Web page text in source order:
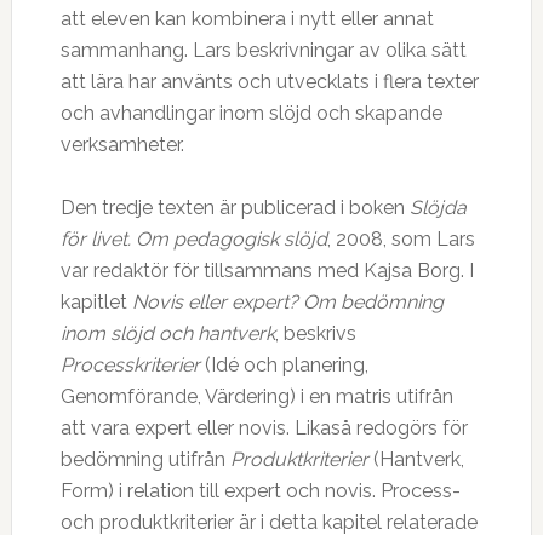
att eleven kan kombinera i nytt eller annat
sammanhang. Lars beskrivningar av olika sätt
att lära har använts och utvecklats i flera texter
och avhandlingar inom slöjd och skapande
verksamheter.
Den tredje texten är publicerad i boken Slöjda
för livet. Om pedagogisk slöjd, 2008, som Lars
var redaktör för tillsammans med Kajsa Borg. I
kapitlet Novis eller expert? Om bedömning
inom slöjd och hantverk, beskrivs
Processkriterier(Idé och planering,
Genomförande, Värdering) i en matris utifrån
att vara expert eller novis. Likaså redogörs för
bedömning utifrån Produktkriterier(Hantverk,
Form) i relation till expert och novis. Process-
och produktkriterier är i detta kapitel relaterade